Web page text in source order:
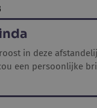
in deze
een persoonlijke